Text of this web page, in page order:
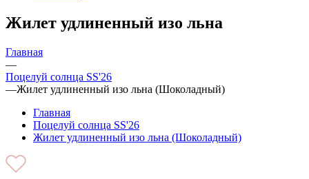
Жилет удлиненный изо льна
Главная
—
Поцелуй солнца SS'26
—Жилет удлиненный изо льна (Шоколадный)
Главная
Поцелуй солнца SS'26
Жилет удлиненный изо льна (Шоколадный)